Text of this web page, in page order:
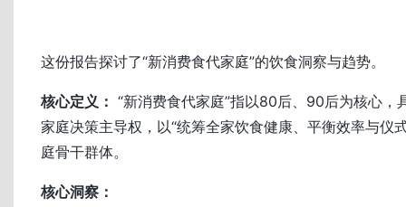
这份报告探讨了“新消费食代家庭”的饮食洞察与趋势。
核心定义： “新消费食代家庭”指以80后、90后为核心，
家庭决策主导权，以“统筹全家饮食健康、平衡效率与仪
庭骨干群体。
核心洞察：